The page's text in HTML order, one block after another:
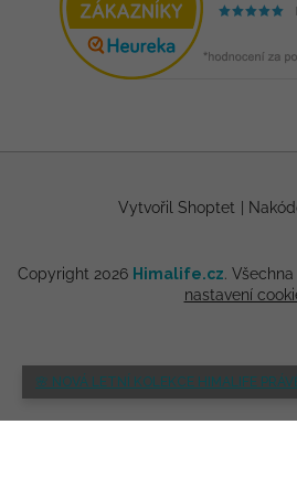
🌸 NOVÁ LETNÍ KOLEKCE HIMALIFE
Vytvořil Shoptet
Copyright 2026 Himalife.cz.
nastavení